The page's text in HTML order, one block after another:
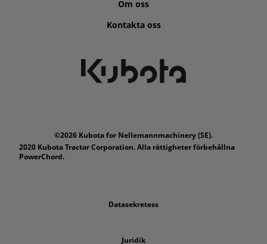
Om oss
Kontakta oss
©2026 Kubota for Nellemannmachinery (SE).
2020 Kubota Tractor Corporation. Alla rättigheter förbehållna
PowerChord.
Datasekretess
Juridik